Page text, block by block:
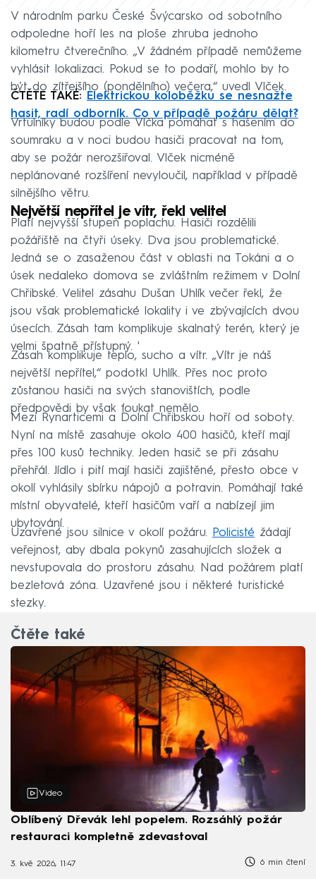
V národním parku České Švýcarsko od sobotního
odpoledne hoří les na ploše zhruba jednoho
kilometru čtverečního. „V žádném případě nemůžeme
vyhlásit lokalizaci. Pokud se to podaří, mohlo by to
být do zítřejšího (pondělního) večera,“ uvedl Vlček.
ČTĚTE TAKÉ:
Elektrickou koloběžku se nesnažte
hasit, radí odborník. Co v případě požáru dělat?
Vrtulníky budou podle Vlčka pomáhat s hašením do
soumraku a v noci budou hasiči pracovat na tom,
aby se požár nerozšiřoval. Vlček nicméně
neplánované rozšíření nevyloučil, například v případě
silnějšího větru.
Největší nepřítel je vítr, řekl velitel
Platí nejvyšší stupeň poplachu. Hasiči rozdělili
požářiště na čtyři úseky. Dva jsou problematické.
Jedná se o zasaženou část v oblasti na Tokáni a o
úsek nedaleko domova se zvláštním režimem v Dolní
Chřibské. Velitel zásahu Dušan Uhlík večer řekl, že
jsou však problematické lokality i ve zbývajících dvou
úsecích. Zásah tam komplikuje skalnatý terén, který je
velmi špatně přístupný. '
Zásah komplikuje teplo, sucho a vítr. „Vítr je náš
největší nepřítel,“ podotkl Uhlík. Přes noc proto
zůstanou hasiči na svých stanovištích, podle
předpovědi by však foukat nemělo.
Mezi Rynarticemi a Dolní Chřibskou hoří od soboty.
Nyní na místě zasahuje okolo 400 hasičů, kteří mají
přes 100 kusů techniky. Jeden hasič se při zásahu
přehřál. Jídlo i pití mají hasiči zajištěné, přesto obce v
okolí vyhlásily sbírku nápojů a potravin. Pomáhají také
místní obyvatelé, kteří hasičům vaří a nabízejí jim
ubytování.
Uzavřené jsou silnice v okolí požáru. Policisté žádají
veřejnost, aby dbala pokynů zasahujících složek a
nevstupovala do prostoru zásahu. Nad požárem platí
bezletová zóna. Uzavřené jsou i některé turistické
stezky.
Čtěte také
Video
Oblíbený Dřevák lehl popelem. Rozsáhlý požár
restauraci kompletně zdevastoval
3. kvě 2026, 11:47 6 min čtení